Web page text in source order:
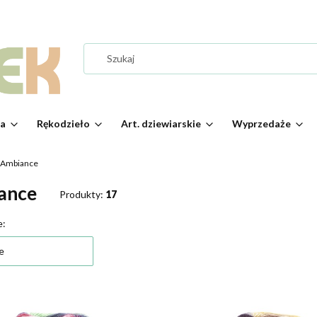
Rękodzieło Art. dziewiarskie Wyprzedaże
Ambiance
Produkty: 17